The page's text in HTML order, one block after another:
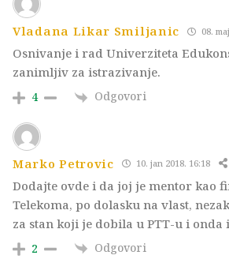
Vladana Likar Smiljanic 08.
Osnivanje i rad Univerziteta
zanimljiv za istrazivanje.
4 Odgovori
Marko Petrovic 10. jan 2018. 16:18
Dodajte ovde i da joj je mentor kao
Telekoma, po dolasku na vlast,
za stan koji je dobila u PTT-u i onda
2 Odgovori